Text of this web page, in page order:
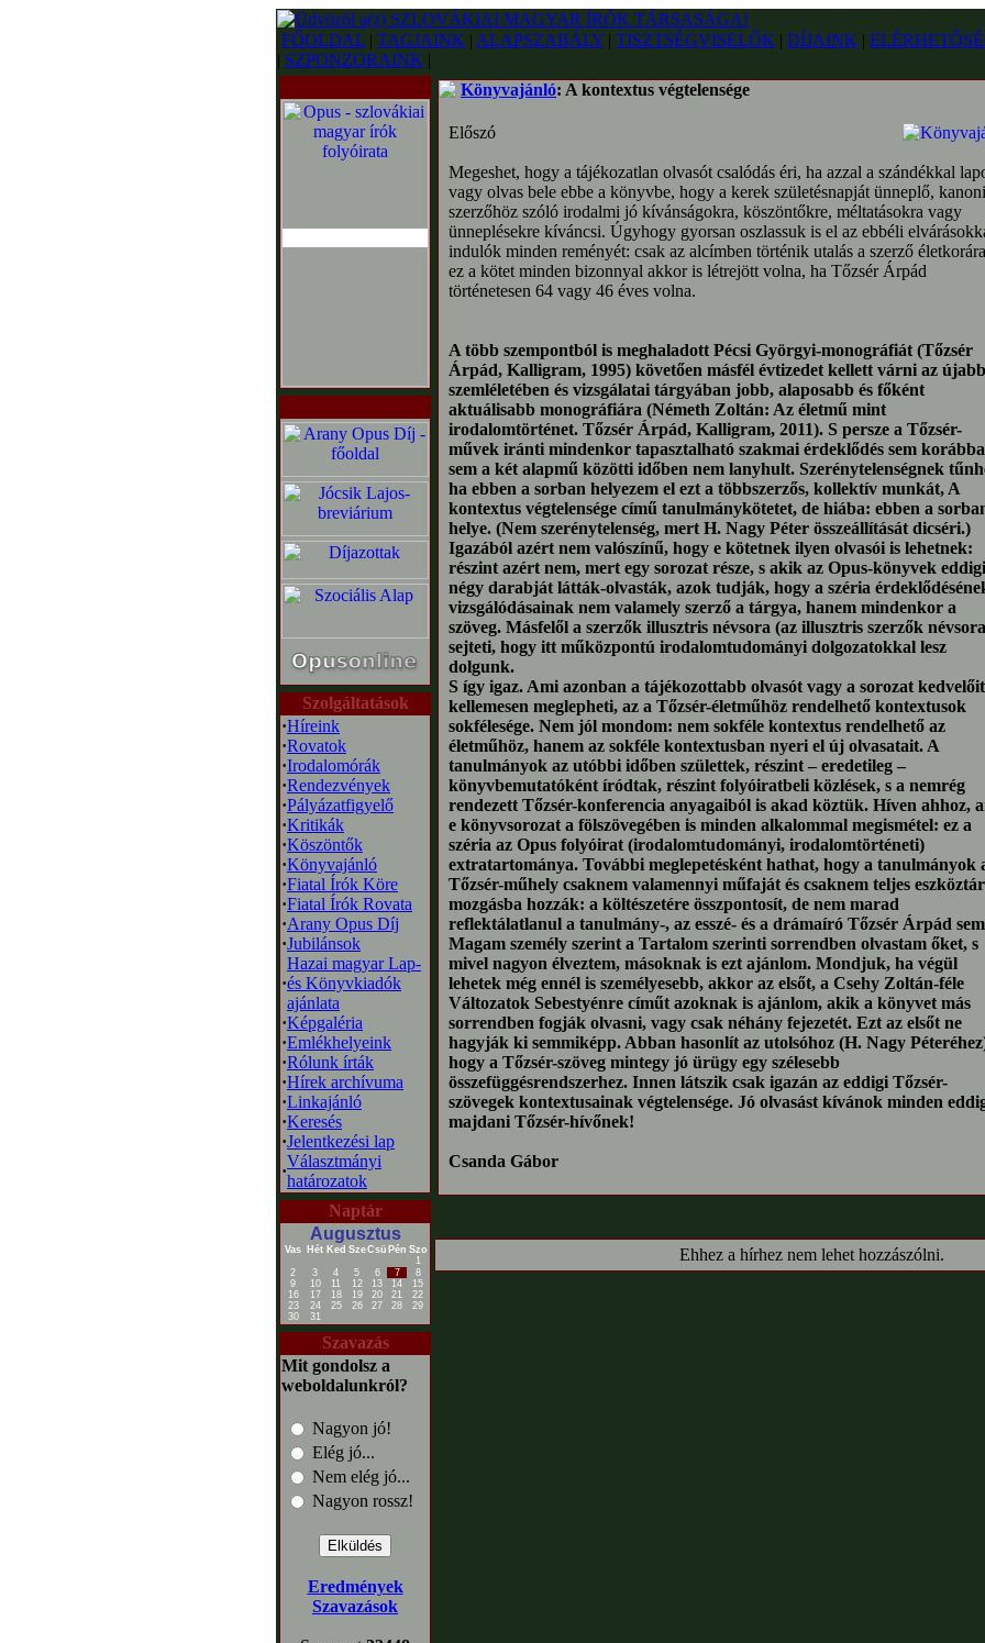
FŐOLDAL | TAGJAINK | ALAPSZABÁLY | TISZTSÉGVISELŐK | DÍJAINK |
| SZPONZORAINK |
Szolgáltatások
·Híreink
·Rovatok
·Irodalomórák
·Rendezvények
·Pályázatfigyelő
·Kritikák
·Köszöntők
·Könyvajánló
·Fiatal Írók Köre
·Fiatal Írók Rovata
·Arany Opus Díj
·Jubilánsok
·
Hazai magyar Lap-
és Könyvkiadók
ajánlata
·Képgaléria
·Emlékhelyeink
·Rólunk írták
·Hírek archívuma
·Linkajánló
·Keresés
·Jelentkezési lap
·
Választmányi
határozatok
Naptár
Augusztus
Vas Hét Ked SzeCsü Pén Szo
1
2
3 4 5 6 7
8
9
10 11 12 13 14
15
16
17 18 19 20 21
22
23
24 25 26 27 28
29
30
31
Szavazás
Mit gondolsz a
weboldalunkról?
Nagyon jó!
Elég jó...
Nem elég jó...
Nagyon rossz!
Eredmények
Szavazások
Könyvajánló: A kontextus végtelensége
Előszó
Megeshet, hogy a tájékozatlan olvasót csalódás éri, ha azzal a szándékkal
vagy olvas bele ebbe a könyvbe, hogy a kerek születésnapját ünneplő,
szerzőhöz szóló irodalmi jó kívánságokra, köszöntőkre, méltatásokra vagy
ünneplésekre kíváncsi. Úgyhogy gyorsan oszlassuk is el az ebbéli
indulók minden reményét: csak az alcímben történik utalás a szerző
ez a kötet minden bizonnyal akkor is létrejött volna, ha Tőzsér Árpád
történetesen 64 vagy 46 éves volna.
A több szempontból is meghaladott Pécsi Györgyi-monográfiát (Tőzsér
Árpád, Kalligram, 1995) követően másfél évtizedet kellett várni az
szemléletében és vizsgálatai tárgyában jobb, alaposabb és főként
aktuálisabb monográfiára (Németh Zoltán: Az életmű mint
irodalomtörténet. Tőzsér Árpád, Kalligram, 2011). S persze a Tőzsér-
művek iránti mindenkor tapasztalható szakmai érdeklődés sem
sem a két alapmű közötti időben nem lanyhult. Szerénytelenségnek
ha ebben a sorban helyezem el ezt a többszerzős, kollektív munkát, A
kontextus végtelensége című tanulmánykötetet, de hiába: ebben a
helye. (Nem szerénytelenség, mert H. Nagy Péter összeállítását dicséri.)
Igazából azért nem valószínű, hogy e kötetnek ilyen olvasói is lehetnek:
részint azért nem, mert egy sorozat része, s akik az Opus-könyvek eddigi
négy darabját látták-olvasták, azok tudják, hogy a széria
vizsgálódásainak nem valamely szerző a tárgya, hanem mindenkor a
szöveg. Másfelől a szerzők illusztris névsora (az illusztris szerzők
sejteti, hogy itt műközpontú irodalomtudományi dolgozatokkal lesz
dolgunk.
S így igaz. Ami azonban a tájékozottabb olvasót vagy a sorozat
kellemesen meglepheti, az a Tőzsér-életműhöz rendelhető kontextusok
sokfélesége. Nem jól mondom: nem sokféle kontextus rendelhető az
életműhöz, hanem az sokféle kontextusban nyeri el új olvasatait. A
tanulmányok az utóbbi időben születtek, részint – eredetileg –
könyvbemutatóként íródtak, részint folyóiratbeli közlések, s a nemrég
rendezett Tőzsér-konferencia anyagaiból is akad köztük. Híven ahhoz,
e könyvsorozat a fölszövegében is minden alkalommal megismétel: ez a
széria az Opus folyóirat (irodalomtudományi, irodalomtörténeti)
extratartománya. További meglepetésként hathat, hogy a tanulmányok
Tőzsér-műhely csaknem valamennyi műfaját és csaknem teljes
mozgásba hozzák: a költészetére összpontosít, de nem marad
reflektálatlanul a tanulmány-, az esszé- és a drámaíró Tőzsér Árpád
Magam személy szerint a Tartalom szerinti sorrendben olvastam őket, s
mivel nagyon élveztem, másoknak is ezt ajánlom. Mondjuk, ha végül
lehetek még ennél is személyesebb, akkor az elsőt, a Csehy Zoltán-féle
Változatok Sebestyénre címűt azoknak is ajánlom, akik a könyvet más
sorrendben fogják olvasni, vagy csak néhány fejezetét. Ezt az elsőt ne
hagyják ki semmiképp. Abban hasonlít az utolsóhoz (H. Nagy
hogy a Tőzsér-szöveg mintegy jó ürügy egy szélesebb
összefüggésrendszerhez. Innen látszik csak igazán az eddigi Tőzsér-
szövegek kontextusainak végtelensége. Jó olvasást kívánok minden
majdani Tőzsér-hívőnek!
Csanda Gábor
Ehhez a hírhez nem lehet hozzászólni.